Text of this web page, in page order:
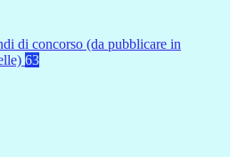
di concorso (da pubblicare in
63